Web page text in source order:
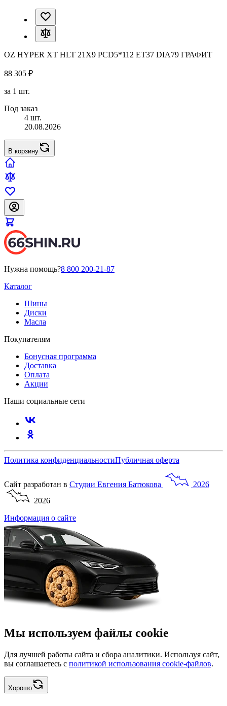
OZ HYPER XT HLT 21X9 PCD5*112 ET37 DIA79 ГРАФИТ
88 305 ₽
за 1 шт.
Под заказ
4 шт.
20.08.2026
В корзину
Нужна помощь?8 800 200-21-87
Каталог
Шины
Диски
Масла
Покупателям
Бонусная программа
Доставка
Оплата
Акции
Наши социальные сети
Политика конфиденциальностиПубличная оферта
Сайт разработан в Студии Евгения Батюкова
2026
2026
Информация о сайте
Мы используем файлы cookie
Для лучшей работы сайта и сбора аналитики. Используя сайт,
вы соглашаетесь с политикой использования cookie-файлов.
Хорошо